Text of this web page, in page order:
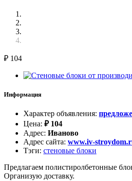
₽ 104
Информация
Характер объявления:
Цена: ₽104
Адрес: Иваново
Адрес сайта: www.iv-
Тэги: стеновые блоки
Предлагаем полистиролбетонные
Организую доставку.